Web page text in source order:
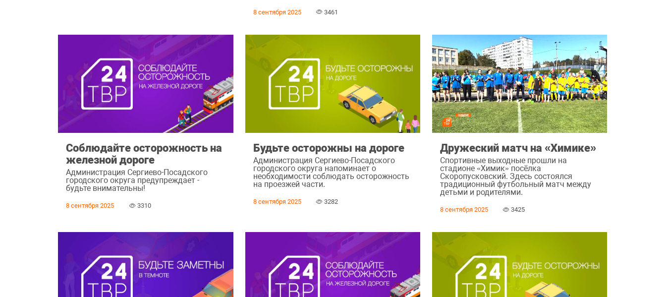
8 сентября 2025 3461
Соблюдайте осторожность на
железной дороге
Администрация Сергиево-Посадского
городского округа предупреждает -
будьте внимательны!
8 сентября 2025 3310
Будьте осторожны на дороге
Администрация Сергиево-Посадского
городского округа напоминает о
необходимости соблюдать осторожность
на проезжей части.
8 сентября 2025 3282
Дружеский матч на «Химике»
Спортивные выходные прошли на
стадионе «Химик» посёлка
Скоропусковский. Здесь состоялся
традиционный футбольный матч между
детьми и родителями.
8 сентября 2025 3425